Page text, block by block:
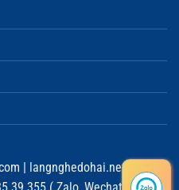
| langnghedohai.net
( Zalo, Wechat, Viber,